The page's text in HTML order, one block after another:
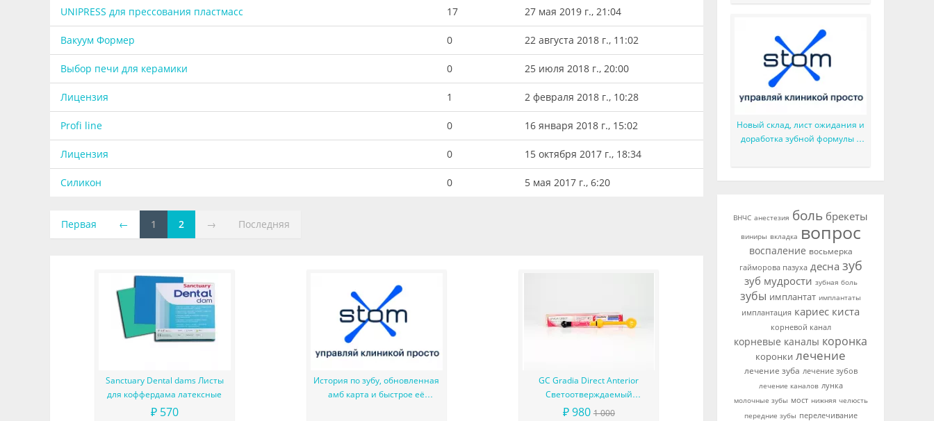
UNIPRESS для прессования пластмасс 17 27 мая 2019 г., 21:04
Вакуум Формер 0 22 августа 2018 г., 11:02
Выбор печи для керамики 0 25 июля 2018 г., 20:00
Лицензия 1 2 февраля 2018 г., 10:28
Profi line 0 16 января 2018 г., 15:02
Лицензия 0 15 октября 2017 г., 18:34
Силикон 0 5 мая 2017 г., 6:20
Первая ← 1 2 → Последняя
Sanctuary Dental dams Листы
для коффердама латексные
₽ 570
История по зубу, обновленная
амб карта и быстрое её
GC Gradia Direct Anterior
Светоотверждаемый
микрофильный гибридный
₽ 980 1 000
Новый склад, лист ожидания и
доработка зубной формулы в
ВНЧС анестезия боль брекеты
виниры вкладка вопрос
воспаление восьмерка
гайморова пазуха десна зуб
зуб мудрости зубная боль
зубы имплантат имплантаты
имплантация кариес киста
корневой канал
корневые каналы коронка
коронки лечение
лечение зуба лечение зубов
лечение каналов лунка
молочные зубы мост нижняя челюсть
передние зубы перелечивание